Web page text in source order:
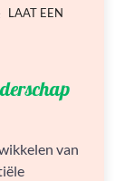
LAAT EEN
van